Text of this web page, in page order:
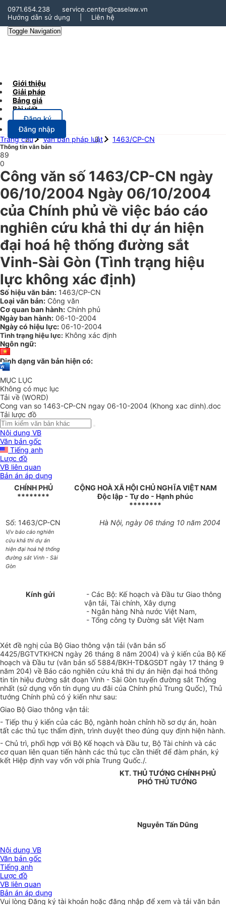
0971.654.238
service.center@caselaw.vn
Hướng dẫn sử dụng
Liên hệ
Toggle Navigation
Giới thiệu
Giải pháp
Bảng giá
Bài viết
Đăng ký
Đăng nhập
Trang chủ
Văn bản pháp luật 1463/CP-CN
Thông tin văn bản
89
0
Công văn số 1463/CP-CN ngày
06/10/2004 Ngày 06/10/2004
của Chính phủ về việc báo cáo
nghiên cứu khả thi dự án hiện
đại hoá hệ thống đường sắt
Vinh-Sài Gòn (Tình trạng hiệu
lực không xác định)
Số hiệu văn bản: 1463/CP-CN
Loại văn bản: Công văn
Cơ quan ban hành: Chính phủ
Ngày ban hành: 06-10-2004
Ngày có hiệu lực: 06-10-2004
Tình trạng hiệu lực: Không xác định
Ngôn ngữ:
Định dạng văn bản hiện có:
MỤC LỤC
Không có mục lục
Tải về (WORD)
Cong van so 1463-CP-CN ngay 06-10-2004 (Khong xac dinh).doc
Tải lược đồ
Nội dung VB
Văn bản gốc
Tiếng anh
Lược đồ
VB liên quan
Bản án áp dụng
CHÍNH PHỦ
********
CỘNG HOÀ XÃ HỘI CHỦ NGHĨA VIỆT NAM
Độc lập - Tự do - Hạnh phúc
********
Số: 1463/CP-CN
V/v báo cáo nghiên
cứu khả thi dự án
hiện đại hoá hệ thống
đường sắt Vinh - Sài
Gòn
Hà Nội, ngày 06 tháng 10 năm 2004
Kính gửi
- Các Bộ: Kế hoạch và Đầu tư Giao thông
vận tải, Tài chính, Xây dựng
- Ngân hàng Nhà nước Việt Nam,
- Tổng công ty Đường sắt Việt Nam
Xét đề nghị của Bộ Giao thông vận tải (văn bản số
4425/BGTVTKHCN ngày 26 tháng 8 năm 2004) và ý kiến của Bộ Kế
hoạch và Đầu tư (văn bản số 5884/BKH-TĐ&GSĐT ngày 17 tháng 9
năm 204) về Báo cáo nghiên cứu khả thi dự án hiện đại hoá thông
tin tín hiệu đường sắt đoạn Vinh - Sài Gòn tuyến đường sắt Thống
nhất (sử dụng vốn tín dụng ưu đãi của Chính phủ Trung Quốc), Thủ
tướng Chính phủ có ý kiến như sau:
Giao Bộ Giao thông vận tải:
- Tiếp thu ý kiến của các Bộ, ngành hoàn chỉnh hồ sơ dự án, hoàn
tất các thủ tục thẩm định, trình duyệt theo đúng quy định hiện hành.
- Chủ trì, phối hợp với Bộ Kế hoạch và Đầu tư, Bộ Tài chính và các
cơ quan liên quan tiến hành các thủ tục cần thiết để đàm phán, ký
kết Hiệp định vay vốn với phía Trung Quốc./.
KT. THỦ TƯỚNG CHÍNH PHỦ
PHÓ THỦ TƯỚNG
Nguyễn Tấn Dũng
Nội dung VB
Văn bản gốc
Tiếng anh
Lược đồ
VB liên quan
Bản án áp dụng
Vui lòngĐăng ký tài khoản hoặc đăng nhập để xem và tải văn bản